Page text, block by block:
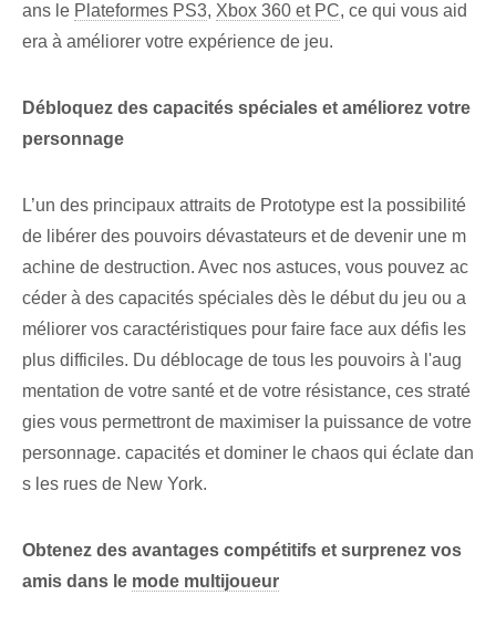
ans le Plateformes PS3, Xbox 360 et PC, ce qui vous aid
era à améliorer votre expérience de jeu.
Débloquez des capacités spéciales et améliorez votre
personnage
L’un des principaux attraits de Prototype est la possibilité
de libérer des pouvoirs dévastateurs et de devenir une m
achine de destruction. Avec nos⁤ astuces, vous pouvez ac
céder à des capacités spéciales dès le début du jeu ou a
méliorer vos caractéristiques pour faire face aux défis les
plus difficiles. Du déblocage de tous les pouvoirs à l'aug
mentation de votre santé et de votre résistance, ces straté
gies vous permettront de maximiser la puissance de votre
personnage. capacités⁢ et dominer le chaos qui éclate dan
s les rues de New York.
Obtenez des avantages compétitifs et surprenez vos
amis dans le mode multijoueur